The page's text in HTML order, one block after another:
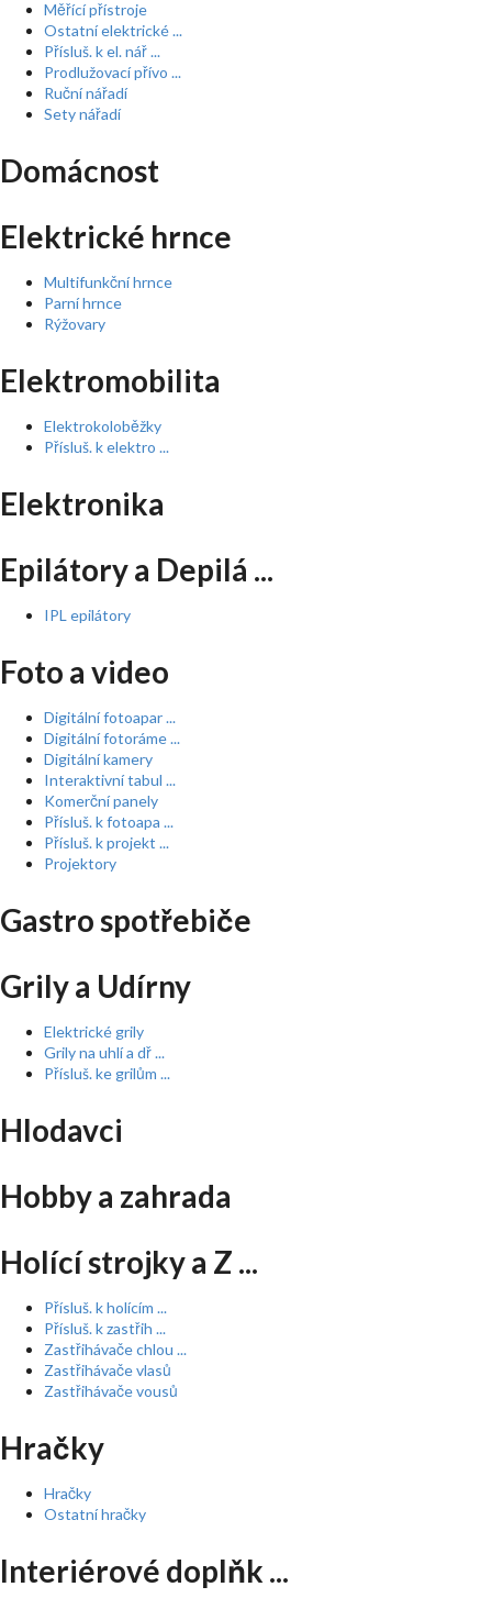
Měřící přístroje
Ostatní elektrické ...
Přísluš. k el. nář ...
Prodlužovací přívo ...
Ruční nářadí
Sety nářadí
Domácnost
Elektrické hrnce
Multifunkční hrnce
Parní hrnce
Rýžovary
Elektromobilita
Elektrokoloběžky
Přísluš. k elektro ...
Elektronika
Epilátory a Depilá ...
IPL epilátory
Foto a video
Digitální fotoapar ...
Digitální fotoráme ...
Digitální kamery
Interaktivní tabul ...
Komerční panely
Přísluš. k fotoapa ...
Přísluš. k projekt ...
Projektory
Gastro spotřebiče
Grily a Udírny
Elektrické grily
Grily na uhlí a dř ...
Přísluš. ke grilům ...
Hlodavci
Hobby a zahrada
Holící strojky a Z ...
Přísluš. k holícím ...
Přísluš. k zastřih ...
Zastřihávače chlou ...
Zastřihávače vlasů
Zastřihávače vousů
Hračky
Hračky
Ostatní hračky
Interiérové doplňk ...